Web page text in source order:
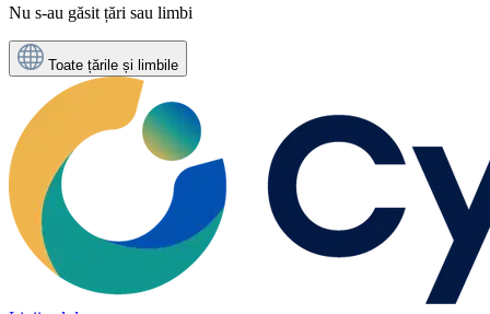
Nu s-au găsit țări sau limbi
Toate țările și limbile